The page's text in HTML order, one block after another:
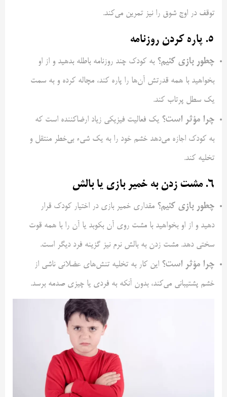
توقف در اوج شوق را نیز تمرین می‌کند.
۵. پاره کردن روزنامه
چطور بازی کنیم؟ به کودک چند روزنامه باطله بدهید و از او
بخواهید با همه قدرتش آن‌ها را پاره کند، مچاله کرده و به سمت
یک سطل پرتاب کند.
چرا مؤثر است؟ یک فعالیت فیزیکی زیاد ارضاکننده است که
به کودک اجازه می‌دهد خشم خود را به یک شیء بی‌خطر منتقل و
تخلیه کند.
۶. مشت زدن به خمیر بازی یا بالش
چطور بازی کنیم؟ مقداری خمیر بازی در اختیار کودک قرار
دهید و از او بخواهید با مشت روی آن بکوبد یا آن را با همه قوت
سختی دهد. مشت زدن به بالش نرم نیز گزینه فرد دیگر است.
چرا مؤثر است؟ این کار به تخلیه تنش‌های عضلانی ناشی از
خشم پشتیبانی می‌کند، بدون آنکه به فردی یا چیزی صدمه برسد.